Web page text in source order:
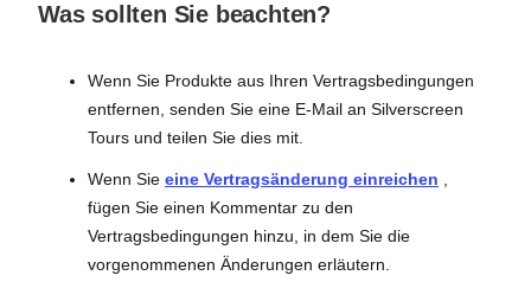
Was sollten Sie beachten?
Wenn Sie Produkte aus Ihren Vertragsbedingungen
entfernen, senden Sie eine E-Mail an Silverscreen
Tours und teilen Sie dies mit.
Wenn Sie eine Vertragsänderung einreichen
fügen Sie einen Kommentar zu den
Vertragsbedingungen hinzu, in dem Sie die
vorgenommenen Änderungen erläutern.